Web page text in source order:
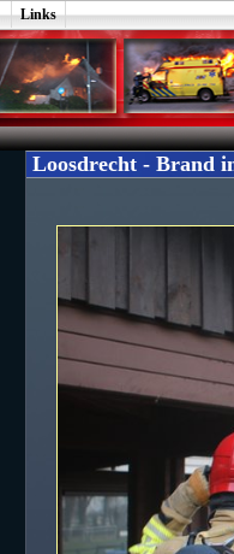
Links
Loosdrecht - Brand